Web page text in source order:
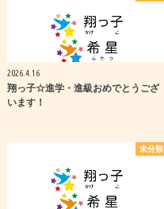
2026.4.16
翔っ子☆進学・進級おめでとうござ
います！
未分類